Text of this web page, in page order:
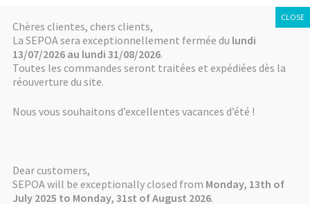
Aller
à
la
navigation
Aller
au
contenu
SÉPOA
Accueil
Mémoires de NABU
Accueil Produits identifiés “2015”
Chères clientes, chers clients,
La SEPOA sera exceptionnellement fermée du lundi
13/07/2026 au lundi 31/08/2026.
Toutes les commandes seront traitées et expédiées dès la
réouverture du site.
Nous vous souhaitons d’excellentes vacances d’été !
Dear customers,
SEPOA will be exceptionally closed from Monday, 13th of
July 2025 to Monday, 31st of August 2026.